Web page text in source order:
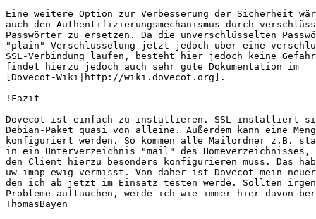
Eine weitere Option zur Verbesserung der Sicherheit
auch den Authentifizierungsmechanismus durch
Passwörter zu ersetzen. Da die unverschlüsselten
"plain"-Verschlüsselung jetzt jedoch über eine
SSL-Verbindung laufen, besteht hier jedoch keine
findet hierzu jedoch auch sehr gute Dokumentation im
[Dovecot-Wiki|http://wiki.dovecot.org].
!Fazit
Dovecot ist einfach zu installieren. SSL installiert
Debian-Paket quasi von alleine. Außerdem kann eine
konfiguriert werden. So kommen alle Mailordner z.B.
in ein Unterverzeichnis "mail" des Homeverzeichnisses,
den Client hierzu besonders konfigurieren muss. Das
uw-imap ewig vermisst. Von daher ist Dovecot mein
den ich ab jetzt im Einsatz testen werde. Sollten
Probleme auftauchen, werde ich wie immer hier davon
ThomasBayen